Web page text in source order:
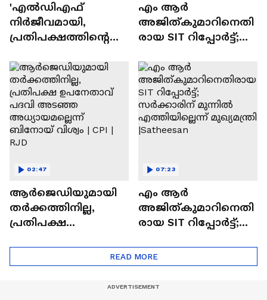
'എൽഡിഎഫ്
നിർജീവമായി,
പ്രതിപക്ഷത്തിന്റെ
നടക്കുന്നില്ല'; രൂക്ഷ
വിമർശനവുമായി
RJD
എം ആർ
അജിത്കുമാറിനെതി
രായ SIT റിപ്പോർട്ട്;
വാദങ്ങൾ നിരത്തി
മുഖ്യമന്ത്രി
വി.ഡി.സതീശൻ | UDF
ആർജെഡിയുമായി
തർക്കത്തിനില്ല,
പ്രതിപക്ഷ
അധ്യായമല്ലെന്ന്
02:47
എം ആർ
അജിത്കുമാറിനെതി
രായ SIT റിപ്പോർട്ട്;
എത്തിയില്ലെന്ന്
മുഖ്യമന്ത്രി |Satheesan
07:23
READ MORE